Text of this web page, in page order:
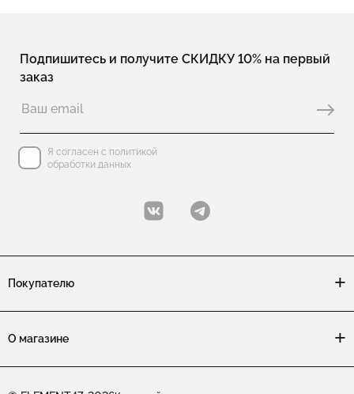
Подпишитесь и получите СКИДКУ 10% на первый
заказ
Я согласен с политикой
обработки данных
Покупателю
О магазине